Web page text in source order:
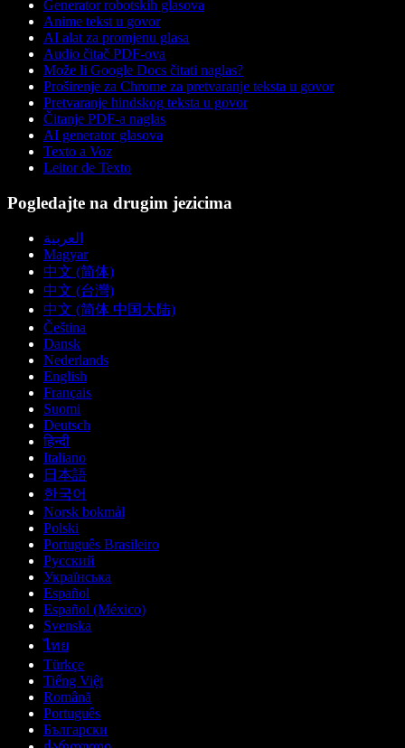
Generator robotskih glasova
Anime tekst u govor
AI alat za promjenu glasa
Audio čitač PDF-ova
Može li Google Docs čitati naglas?
Proširenje za Chrome za pretvaranje teksta u govor
Pretvaranje hindskog teksta u govor
Čitanje PDF-a naglas
AI generator glasova
Texto a Voz
Leitor de Texto
Pogledajte na drugim jezicima
العربية
Magyar
中文 (简体)
中文 (台灣)
中文 (简体 中国大陆)
Čeština
Dansk
Nederlands
English
Français
Suomi
Deutsch
हिन्दी
Italiano
日本語
한국어
Norsk bokmål
Polski
Português Brasileiro
Русский
Українська
Español
Español (México)
Svenska
ไทย
Türkçe
Tiếng Việt
Română
Português
Български